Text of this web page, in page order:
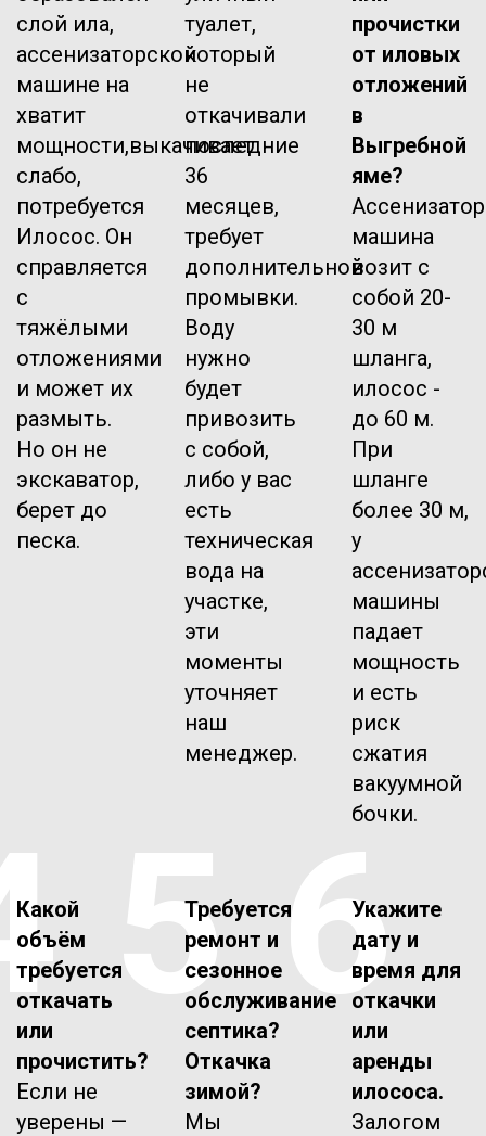
слой ила,
ассенизаторской
машине на
хватит
мощности,выкачивает
слабо,
потребуется
Илосос. Он
справляется
с
тяжёлыми
отложениями
и может их
размыть.
Но он не
экскаватор,
берет до
песка.
туалет,
который
не
откачивали
последние
36
месяцев,
требует
дополнительной
промывки.
Воду
нужно
будет
привозить
с собой,
либо у вас
есть
техническая
вода на
участке,
эти
моменты
уточняет
наш
менеджер.
прочистки
от иловых
отложений
в
Выгребной
яме?
машина
возит с
собой 20-
30 м
шланга,
илосос -
до 60 м.
При
шланге
более 30 м,
у
машины
падает
мощность
и есть
риск
сжатия
вакуумной
бочки.
Какой
объём
требуется
откачать
или
прочистить?
Если не
уверены —
5Требуется
ремонт и
сезонное
обслуживание
септика?
Откачка
зимой?
Мы
6Укажите
дату и
время для
откачки
или
аренды
илососа.
Залогом